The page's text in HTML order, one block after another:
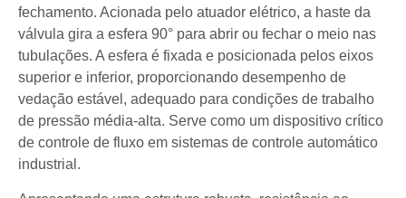
fechamento. Acionada pelo atuador elétrico, a haste da
válvula gira a esfera 90° para abrir ou fechar o meio nas
tubulações. A esfera é fixada e posicionada pelos eixos
superior e inferior, proporcionando desempenho de
vedação estável, adequado para condições de trabalho
de pressão média-alta. Serve como um dispositivo crítico
de controle de fluxo em sistemas de controle automático
industrial.